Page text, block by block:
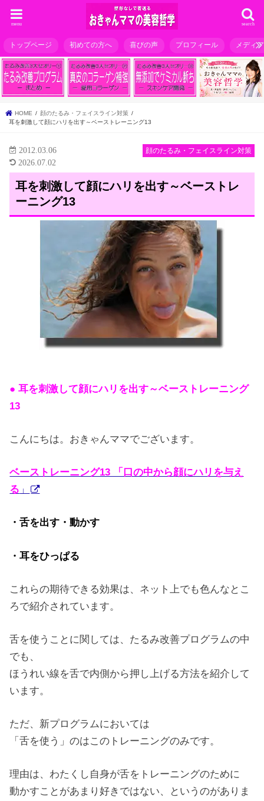
search
menu
トップページ 初めての方へ 喜びの声 プロフィール メディ
HOME
顔のたるみ・フェイスライン対策
耳を刺激して顔にハリを出す～ベーストレーニング13
顔のたるみ・フェイスライン対策
2012.03.06
2026.07.02
耳を刺激して顔にハリを出す～ベーストレ
ーニング13
● 耳を刺激して顔にハリを出す～ベーストレーニング
13
こんにちは。おきゃんママでございます。
ベーストレーニング13 「口の中から顔にハリを与え
る 」
・舌を出す・動かす
・耳をひっぱる
これらの期待できる効果は、ネット上でも色んなとこ
ろで紹介されています。
舌を使うことに関しては、たるみ改善プログラムの中
でも、
ほうれい線を舌で内側から押し上げる方法を紹介して
います。
ただ、新プログラムにおいては
「舌を使う」のはこのトレーニングのみです。
理由は、わたくし自身が舌をトレーニングのために
動かすことがあまり好きではない、というのがありま